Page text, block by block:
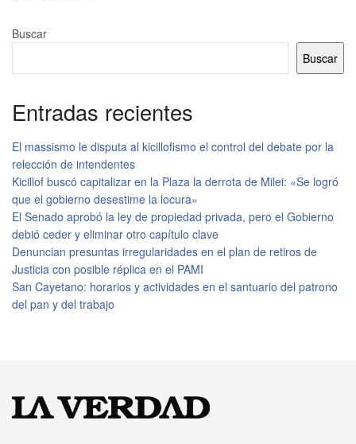
Buscar
Buscar
Entradas recientes
El massismo le disputa al kicillofismo el control del debate por la
relección de intendentes
Kicillof buscó capitalizar en la Plaza la derrota de Milei: «Se logró
que el gobierno desestime la locura»
El Senado aprobó la ley de propiedad privada, pero el Gobierno
debió ceder y eliminar otro capítulo clave
Denuncian presuntas irregularidades en el plan de retiros de
Justicia con posible réplica en el PAMI
San Cayetano: horarios y actividades en el santuario del patrono
del pan y del trabajo